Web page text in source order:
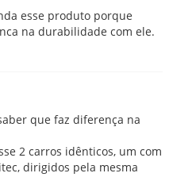
esse produto porque
na durabilidade com ele.
que faz diferença na
2 carros idênticos, um com
dirigidos pela mesma